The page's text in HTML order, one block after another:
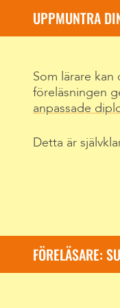
UPPMUNTRA
Som lärare
föreläsningen
anpassade
Detta är
FÖRELÄSARE: